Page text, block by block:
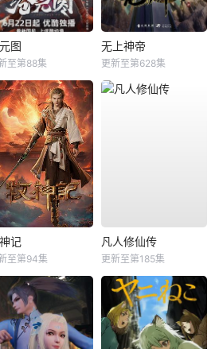
图
至第88集
无上神帝
更新至第628集
记
至第94集
凡人修仙传
更新至第185集